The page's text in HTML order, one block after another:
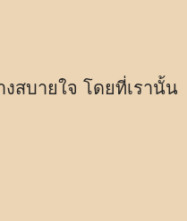
งสบายใจ โดยที่เรานั้น